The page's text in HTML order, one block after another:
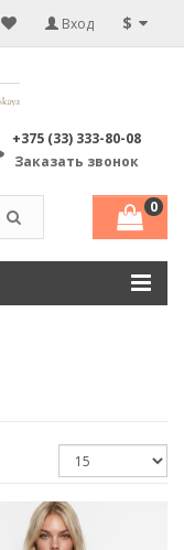
$
Вход
+375 (33) 333-80-08
Заказать звонок
0